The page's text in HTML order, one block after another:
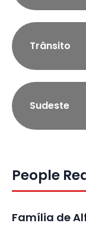
Trânsito
Sudeste
People
Família de